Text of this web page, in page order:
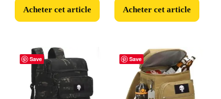
Acheter cet article Acheter cet article
Save Save